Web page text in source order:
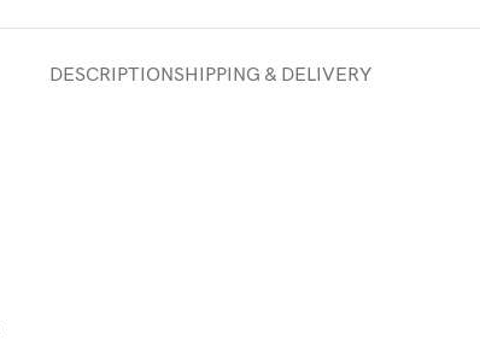
DESCRIPTIONSHIPPING & DELIVERY